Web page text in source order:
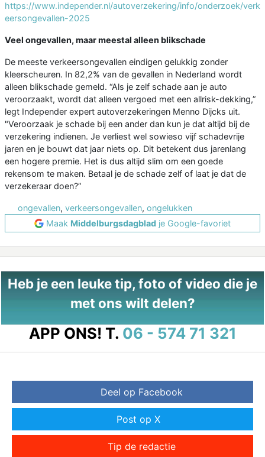
https://www.independer.nl/autoverzekering/info/onderzoek/verk
eersongevallen-2025
Veel ongevallen, maar meestal alleen blikschade
De meeste verkeersongevallen eindigen gelukkig zonder
kleerscheuren. In 82,2% van de gevallen in Nederland wordt
alleen blikschade gemeld. “Als je zelf schade aan je auto
veroorzaakt, wordt dat alleen vergoed met een allrisk-dekking,”
legt Independer expert autoverzekeringen Menno Dijcks uit.
"Veroorzaak je schade bij een ander dan kun je dat altijd bij de
verzekering indienen. Je verliest wel sowieso vijf schadevrije
jaren en je bouwt dat jaar niets op. Dit betekent dus jarenlang
een hogere premie. Het is dus altijd slim om een goede
rekensom te maken. Betaal je de schade zelf of laat je dat de
verzekeraar doen?”
ongevallen, verkeersongevallen, ongelukken
Maak Middelburgsdagblad je Google-favoriet
Heb je een leuke tip, foto of video die je
met ons wilt delen?
APP ONS! T. 06 - 574 71 321
Deel op Facebook
Post op X
Tip de redactie